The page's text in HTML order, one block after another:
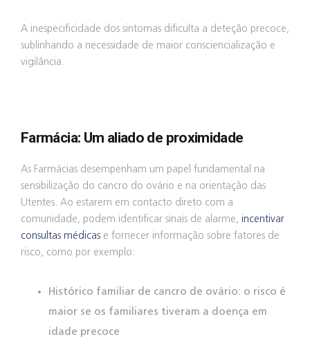
A inespecificidade dos sintomas dificulta a deteção precoce,
sublinhando a necessidade de maior consciencialização e
vigilância.
Farmácia: Um aliado de proximidade
As Farmácias desempenham um papel fundamental na
sensibilização do cancro do ovário e na orientação das
Utentes. Ao estarem em contacto direto com a
comunidade, podem identificar sinais de alarme, incentivar
consultas médicas e fornecer informação sobre fatores de
risco, como por exemplo:
Histórico familiar de cancro de ovário: o risco é
maior se os familiares tiveram a doença em
idade precoce